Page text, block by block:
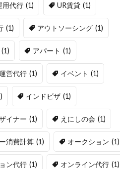
代行 (1) UR賃貸 (1)
(1) アウトソーシング (1)
(1) アパート (1)
営代行 (1) イベント (1)
インドビザ (1)
イナー (1) えにしの会 (1)
消費計算 (1) オークション (1)
ン代行 (1) オンライン代行 (1)